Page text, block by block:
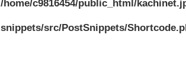
/home/c9816454/public_html/
snippets/src/PostSnippets/